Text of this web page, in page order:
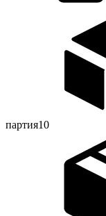
партия10